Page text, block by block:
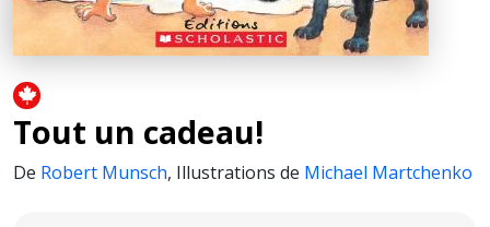
Tout un cadeau!
De Robert Munsch, Illustrations de Michael Martchenko